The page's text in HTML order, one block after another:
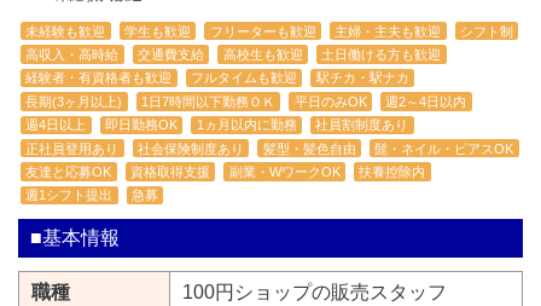
未経験も歓迎 学生も歓迎 フリーターも歓迎 主婦・主夫も歓迎
シフト制
高収入・高時給
交通費支給 高校生も歓迎
土日働ける方も歓迎
経験者・有資格者も歓迎
フルタイムも歓迎
駅チカ・駅ナカ
長期(3ヶ月以上)
1日7時間以下勤務ＯＫ 平日のみOK
週2～4日以内
週4日以上
即日勤務OK 1ヵ月以内に勤務
社員割制度あり
正社員登用あり
社会保険制度あり 髪型・髪色自由
髭・ネイル・ピアスOK
友達と応募OK
資格取得支援 副業・WワークOK
扶養控除内
週1シフト提出
急募
■基本情報
職種 100円ショップの販売スタッフ